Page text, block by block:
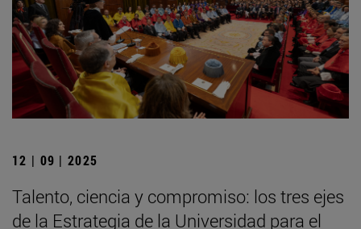
12 | 09 | 2025
Talento, ciencia y compromiso: los tres ejes
de la Estrategia de la Universidad para el